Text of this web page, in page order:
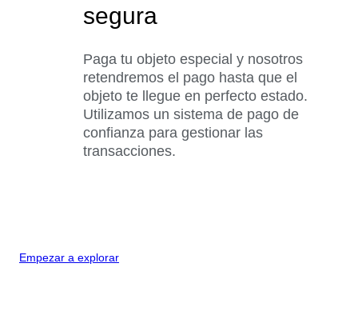
segura
Paga tu objeto especial y nosotros
retendremos el pago hasta que el
objeto te llegue en perfecto estado.
Utilizamos un sistema de pago de
confianza para gestionar las
transacciones.
Empezar a explorar